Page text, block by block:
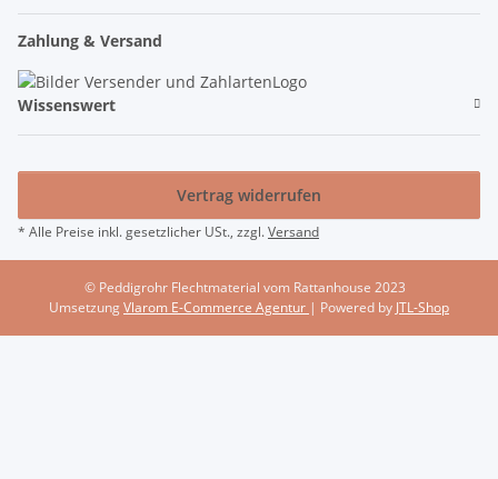
Zahlung & Versand
Wissenswert
Vertrag widerrufen
* Alle Preise inkl. gesetzlicher USt., zzgl.Versand
© Peddigrohr Flechtmaterial vom Rattanhouse 2023
UmsetzungVlarom E-Commerce Agentur | Powered by JTL-Shop